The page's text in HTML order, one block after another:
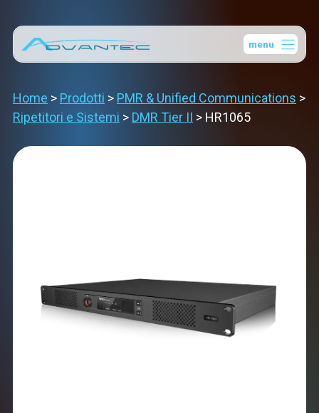
contenuto
menu
Home > Prodotti > PMR & Unified Communications >
Ripetitori e Sistemi > DMR Tier II > HR1065